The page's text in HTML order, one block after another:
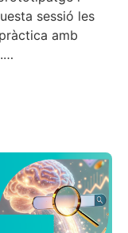
sessió les
amb